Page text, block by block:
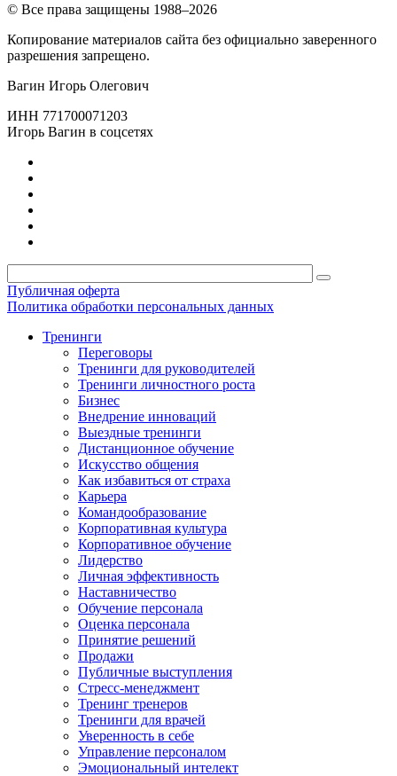
© Все права защищены 1988–2026
Копирование материалов сайта без официально заверенного
разрешения запрещено.
Вагин Игорь Олегович
ИНН 771700071203
Игорь Вагин в соцсетях
Публичная оферта
Политика обработки персональных данных
Тренинги
Переговоры
Тренинги для руководителей
Тренинги личностного роста
Бизнес
Внедрение инноваций
Выездные тренинги
Дистанционное обучение
Искусство общения
Как избавиться от страха
Карьера
Командообразование
Корпоративная культура
Корпоративное обучение
Лидерство
Личная эффективность
Наставничество
Обучение персонала
Оценка персонала
Принятие решений
Продажи
Публичные выступления
Стресс-менеджмент
Тренинг тренеров
Тренинги для врачей
Уверенность в себе
Управление персоналом
Эмоциональный интелект